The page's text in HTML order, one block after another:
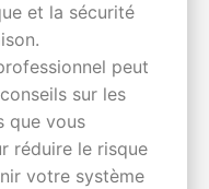
et la sécurité
peut
sur les
que vous
réduire le risque
votre système